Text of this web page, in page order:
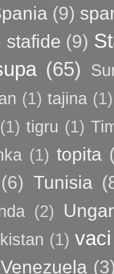
(9)
stafide (9)
(65)
(1) tajina (1)
(1) tigru (1)
(1) topita
(6) Tunisia
(2)
(1) vaci
Venezuela